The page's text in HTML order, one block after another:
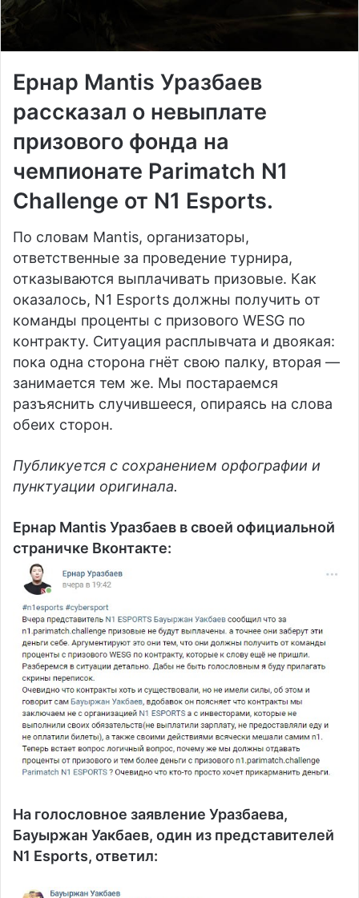
Ернар Mantis Уразбаев
рассказал о невыплате
призового фонда на
чемпионате Parimatch N1
Challenge от N1 Esports.
По словам Mantis, организаторы,
ответственные за проведение турнира,
отказываются выплачивать призовые. Как
оказалось, N1 Esports должны получить от
команды проценты с призового WESG по
контракту. Ситуация расплывчата и двоякая:
пока одна сторона гнёт свою палку, вторая —
занимается тем же. Мы постараемся
разъяснить случившееся, опираясь на слова
обеих сторон.
Публикуется с сохранением орфографии и
пунктуации оригинала.
Ернар Mantis Уразбаев в своей официальной
страничке Вконтакте:
На голословное заявление Уразбаева,
Бауыржан Уакбаев, один из представителей
N1 Esports, ответил: